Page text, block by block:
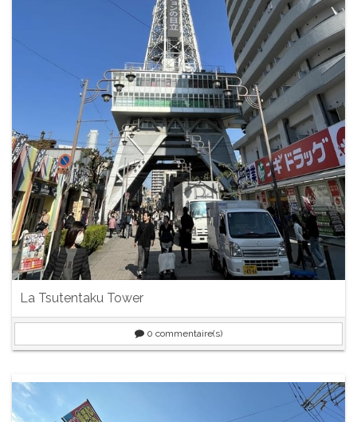
La Tsutentaku Tower
0 commentaire(s)